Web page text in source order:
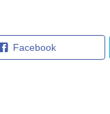
Facebook